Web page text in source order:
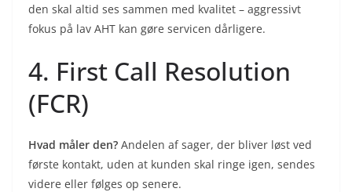
den skal altid ses sammen med kvalitet – aggressivt
fokus på lav AHT kan gøre servicen dårligere.
4. First Call Resolution
(FCR)
Hvad måler den? Andelen af sager, der bliver løst ved
første kontakt, uden at kunden skal ringe igen, sendes
videre eller følges op senere.